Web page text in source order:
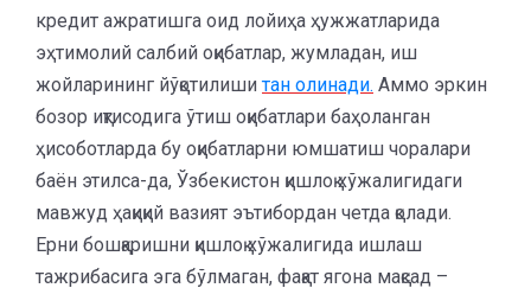
кредит ажратишга оид лойиҳа ҳужжатларида
эҳтимолий салбий оқибатлар, жумладан, иш
жойларининг йўқотилишитан олинади. Аммо эркин
бозор иқтисодига ўтиш оқибатлари баҳоланган
ҳисоботларда бу оқибатларни юмшатиш чоралари
баён этилса-да, Ўзбекистон қишлоқ хўжалигидаги
мавжуд ҳақиқий вазият эътибордан четда қолади.
Ерни бошқаришни қишлоқ хўжалигида ишлаш
тажрибасига эга бўлмаган, фақат ягона мақсад –